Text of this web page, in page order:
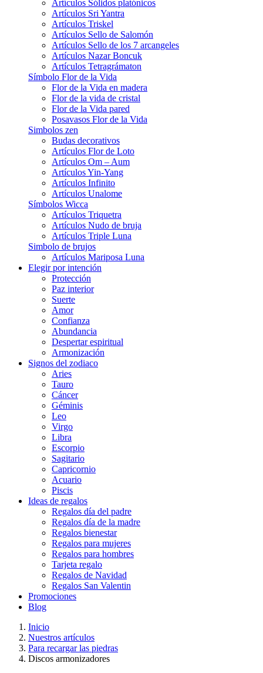
Artículos Sólidos platónicos
Artículos Sri Yantra
Artículos Triskel
Artículos Sello de Salomón
Artículos Sello de los 7 arcangeles
Artículos Nazar Boncuk
Artículos Tetragrámaton
Símbolo Flor de la Vida
Flor de la Vida en madera
Flor de la vida de cristal
Flor de la Vida pared
Posavasos Flor de la Vida
Simbolos zen
Budas decorativos
Artículos Flor de Loto
Artículos Om – Aum
Artículos Yin-Yang
Artículos Infinito
Artículos Unalome
Símbolos Wicca
Artículos Triquetra
Artículos Nudo de bruja
Artículos Triple Luna
Simbolo de brujos
Artículos Mariposa Luna
Elegir por intención
Protección
Paz interior
Suerte
Amor
Confianza
Abundancia
Despertar espiritual
Armonización
Signos del zodiaco
Aries
Tauro
Cáncer
Géminis
Leo
Virgo
Libra
Escorpio
Sagitario
Capricornio
Acuario
Piscis
Ideas de regalos
Regalos día del padre
Regalos día de la madre
Regalos bienestar
Regalos para mujeres
Regalos para hombres
Tarjeta regalo
Regalos de Navidad
Regalos San Valentin
Promociones
Blog
Inicio
Nuestros artículos
Para recargar las piedras
Discos armonizadores